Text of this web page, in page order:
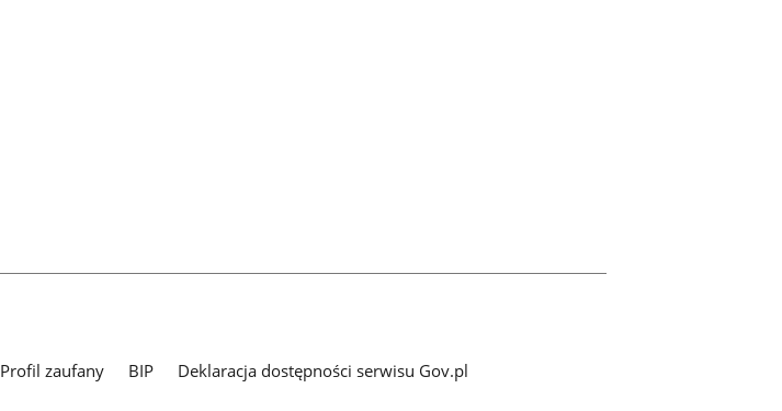
Profil zaufany BIP
Deklaracja dostępności serwisu Gov.pl